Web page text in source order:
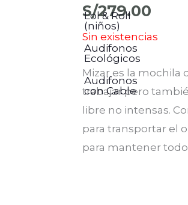
Lol & Roll
(niños)
Audifonos
Ecológicos
Audifonos
con Cable
S/279.00
Sin existencias
Mizar es la mochila
trabajar pero
libre no intensas.
para transportar el
para mantener